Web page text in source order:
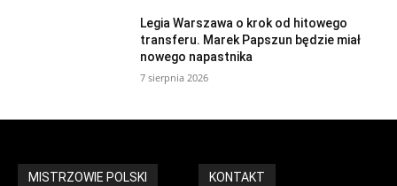
Legia Warszawa o krok od hitowego
transferu. Marek Papszun będzie miał
nowego napastnika
7 sierpnia 2026
MISTRZOWIE POLSKI KONTAKT